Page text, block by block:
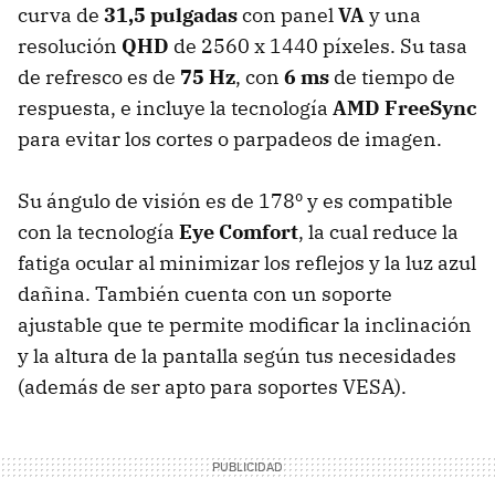
curva de 31,5 pulgadascon panelVAy una
resolución QHD de 2560 x 1440 píxeles. Su tasa
de refresco es de 75 Hz, con 6 ms de tiempo de
respuesta, e incluye la tecnología AMD FreeSync
para evitar los cortes o parpadeos de imagen.
Su ángulo de visión es de 178º y es compatible
con la tecnología Eye Comfort, la cual reduce la
fatiga ocular al minimizar los reflejos y la luz azul
dañina. También cuenta con un soporte
ajustable que te permite modificar la inclinación
y la altura de la pantalla según tus necesidades
(además de ser apto para soportes VESA).